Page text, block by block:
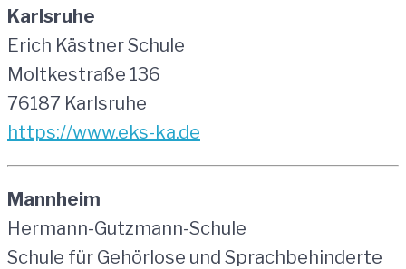
Karlsruhe
Erich Kästner Schule
Moltkestraße 136
76187 Karlsruhe
https://www.eks-ka.de
Mannheim
Hermann-Gutzmann-Schule
Schule für Gehörlose und Sprachbehinderte